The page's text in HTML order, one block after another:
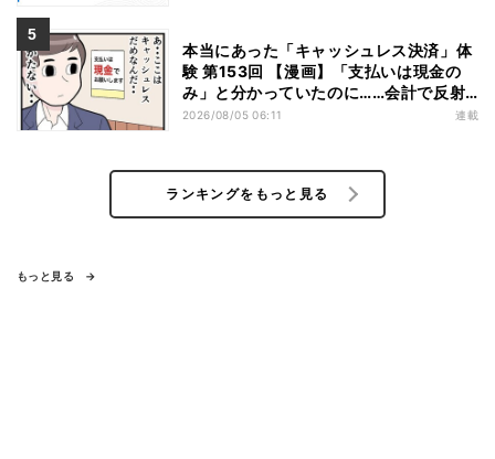
本当にあった「キャッシュレス決済」体
験 第153回 【漫画】「支払いは現金の
み」と分かっていたのに……会計で反射
的に出してしまったものは
2026/08/05 06:11 連載
ランキングをもっと見る
もっと見る